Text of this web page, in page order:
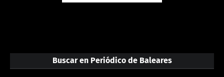
Buscar en Periódico de Baleares